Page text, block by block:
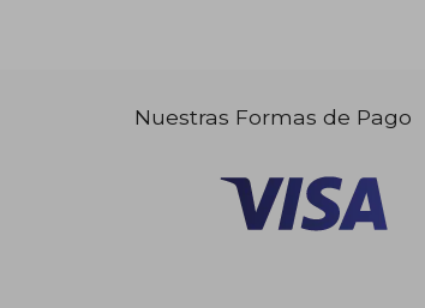
Nuestras Formas de Pago